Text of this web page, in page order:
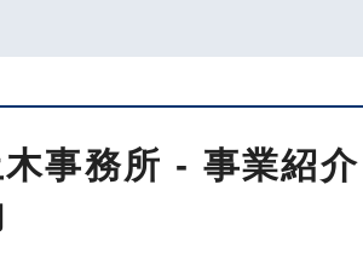
事務所 - 事業紹